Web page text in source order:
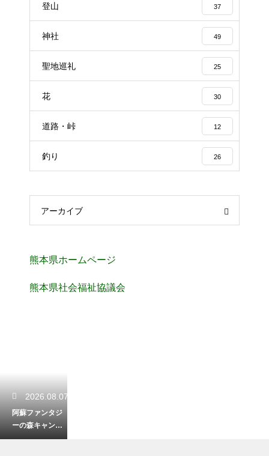
登山 37
神社 49
聖地巡礼 25
花 30
道路・峠 12
釣り 26
アーカイブ
熊本県ホームページ
熊本県社会福祉協議会
2026.08.07
阿蘇ファンタジ
ーの森キャンプ
場を徹底レビュ